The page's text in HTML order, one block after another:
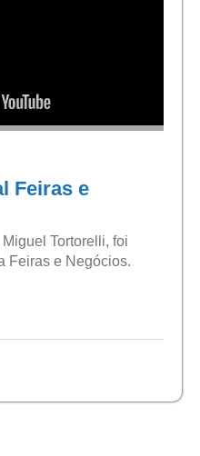
Feiras e
Tortorelli, foi
Feiras e Negócios.